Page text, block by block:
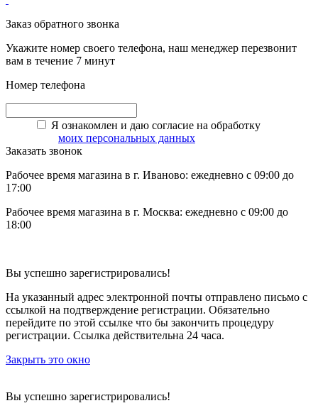
Заказ обратного звонка
Укажите номер своего телефона, наш менеджер перезвонит
вам в течение 7 минут
Номер телефона
Я ознакомлен и даю согласие на обработку
моих персональных данных
Заказать звонок
Рабочее время магазина в г. Иваново: ежедневно с 09:00 до
17:00
Рабочее время магазина в г. Москва: ежедневно с 09:00 до
18:00
Вы успешно зарегистрировались!
На указанный адрес электронной почты отправлено письмо с
ссылкой на подтверждение регистрации. Обязательно
перейдите по этой ссылке что бы закончить процедуру
регистрации. Ссылка действительна 24 часа.
Закрыть это окно
Вы успешно зарегистрировались!